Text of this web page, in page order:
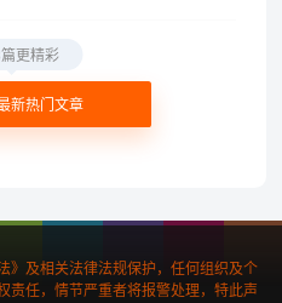
新热门文章
更精彩
》及相关法律法规保护，任何组织及个
责任，情节严重者将报警处理，特此声